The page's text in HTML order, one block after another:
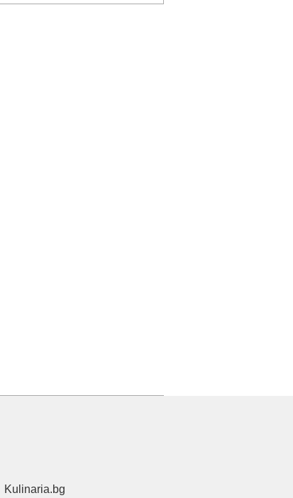
Kulinaria.bg